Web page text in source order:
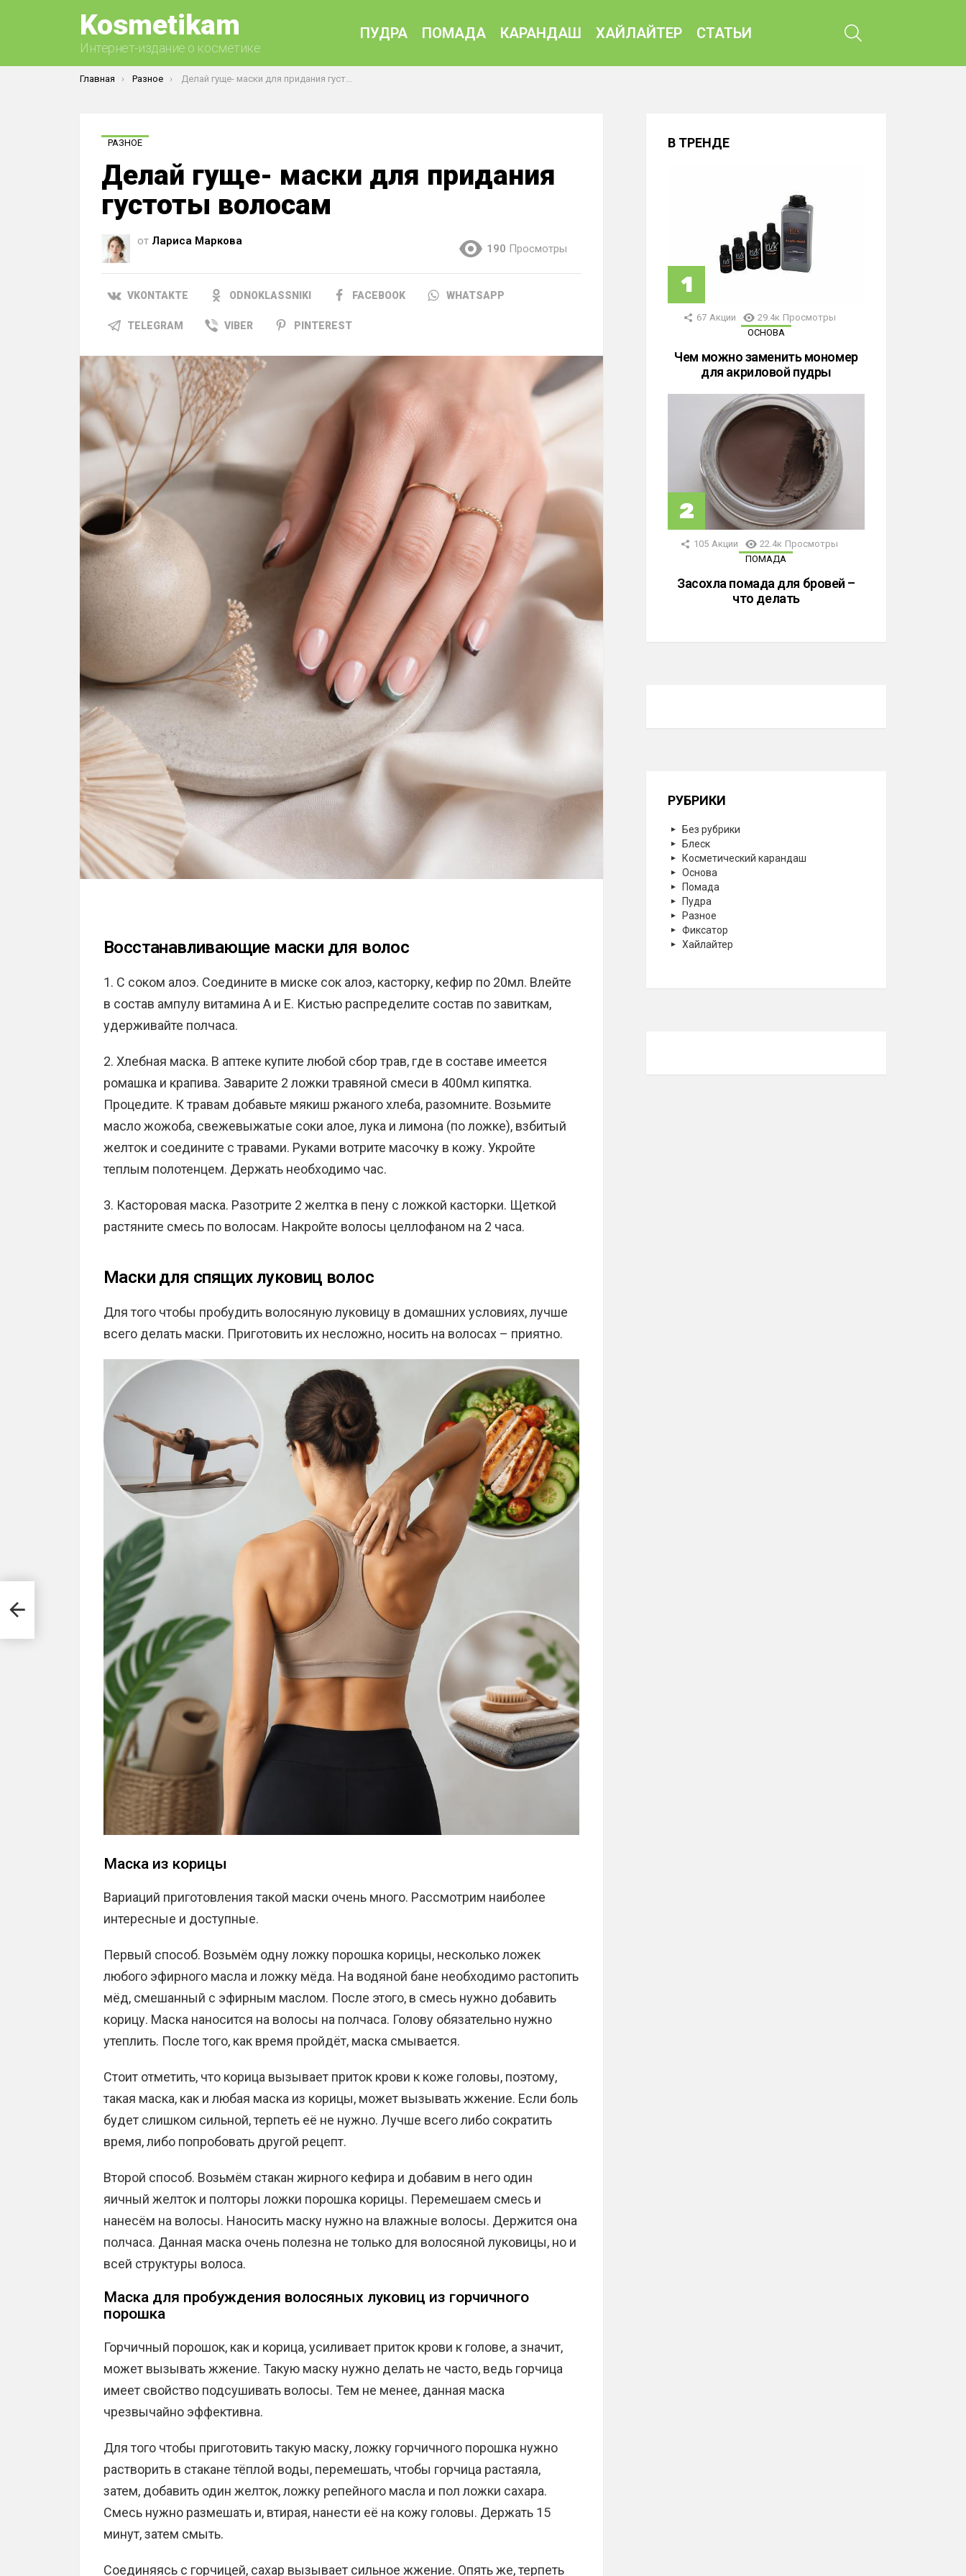
Kosmetikam
Интернет-издание о косметике
ПУДРА ПОМАДА КАРАНДАШ ХАЙЛАЙТЕР СТАТЬИ
Вы здесь:
Главная Разное Делай гуще- маски для придания густоты волосам
РАЗНОЕ
Делай гуще- маски для придания
густоты волосам
от Лариса Маркова
190 Просмотры
VKONTAKTE ODNOKLASSNIKI FACEBOOK WHATSAPP
TELEGRAM VIBER PINTEREST
Восстанавливающие маски для волос
1. С соком алоэ. Соедините в миске сок алоэ, касторку, кефир по 20мл. Влейте
в состав ампулу витамина A и E. Кистью распределите состав по завиткам,
удерживайте полчаса.
2. Хлебная маска. В аптеке купите любой сбор трав, где в составе имеется
ромашка и крапива. Заварите 2 ложки травяной смеси в 400мл кипятка.
Процедите. К травам добавьте мякиш ржаного хлеба, разомните. Возьмите
масло жожоба, свежевыжатые соки алое, лука и лимона (по ложке), взбитый
желток и соедините с травами. Руками вотрите масочку в кожу. Укройте
теплым полотенцем. Держать необходимо час.
3. Касторовая маска. Разотрите 2 желтка в пену с ложкой касторки. Щеткой
растяните смесь по волосам. Накройте волосы целлофаном на 2 часа.
Маски для спящих луковиц волос
Для того чтобы пробудить волосяную луковицу в домашних условиях, лучше
всего делать маски. Приготовить их несложно, носить на волосах – приятно.
Маска из корицы
Вариаций приготовления такой маски очень много. Рассмотрим наиболее
интересные и доступные.
Первый способ. Возьмём одну ложку порошка корицы, несколько ложек
любого эфирного масла и ложку мёда. На водяной бане необходимо растопить
мёд, смешанный с эфирным маслом. После этого, в смесь нужно добавить
корицу. Маска наносится на волосы на полчаса. Голову обязательно нужно
утеплить. После того, как время пройдёт, маска смывается.
Стоит отметить, что корица вызывает приток крови к коже головы, поэтому,
такая маска, как и любая маска из корицы, может вызывать жжение. Если боль
будет слишком сильной, терпеть её не нужно. Лучше всего либо сократить
время, либо попробовать другой рецепт.
Второй способ. Возьмём стакан жирного кефира и добавим в него один
яичный желток и полторы ложки порошка корицы. Перемешаем смесь и
нанесём на волосы. Наносить маску нужно на влажные волосы. Держится она
полчаса. Данная маска очень полезна не только для волосяной луковицы, но и
всей структуры волоса.
Маска для пробуждения волосяных луковиц из горчичного
порошка
Горчичный порошок, как и корица, усиливает приток крови к голове, а значит,
может вызывать жжение. Такую маску нужно делать не часто, ведь горчица
имеет свойство подсушивать волосы. Тем не менее, данная маска
чрезвычайно эффективна.
Для того чтобы приготовить такую маску, ложку горчичного порошка нужно
растворить в стакане тёплой воды, перемешать, чтобы горчица растаяла,
затем, добавить один желток, ложку репейного масла и пол ложки сахара.
Смесь нужно размешать и, втирая, нанести её на кожу головы. Держать 15
минут, затем смыть.
Соединяясь с горчицей, сахар вызывает сильное жжение. Опять же, терпеть
В ТРЕНДЕ
67 Акции 29.4к Просмотры
ОСНОВА
Чем можно заменить мономер
для акриловой пудры
105 Акции 22.4к Просмотры
ПОМАДА
Засохла помада для бровей –
что делать
РУБРИКИ
Без рубрики
Блеск
Косметический карандаш
Основа
Помада
Пудра
Разное
Фиксатор
Хайлайтер